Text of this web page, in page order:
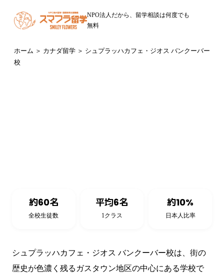
NPO法人だから、留学相談は何度でも
無料
ホーム ＞ カナダ留学 ＞ シュプラッハカフェ・ジオス バンクーバー
校
約60名
全校生徒数
平均6名
1クラス
約10%
日本人比率
シュプラッハカフェ・ジオス バンクーバー校は、街の
歴史が色濃く残るガスタウン地区の中心にある学校で